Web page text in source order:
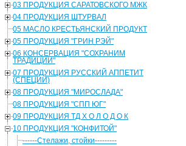
03 ПРОДУКЦИЯ САРАТОВСКОГО МЖК
04 ПРОДУКЦИЯ ШТУРВАЛ
05 МАСЛО КРЕСТЬЯНСКИЙ ПРОДУКТ
05 ПРОДУКЦИЯ "ГРИН РЭЙ"
06 КОНСЕРВАЦИЯ "СОХРАНИМ
ТРАДИЦИИ"
07 ПРОДУКЦИЯ РУССКИЙ АППЕТИТ
(СПЕЦИИ)
08 ПРОДУКЦИЯ "МИРОСЛАДА"
08 ПРОДУКЦИЯ "СПП ЮГ"
09 ПРОДУКЦИЯ ТД Х О Л О Д О К
10 ПРОДУКЦИЯ "КОНФИТОЙ"
------Стелажи, стойки---------